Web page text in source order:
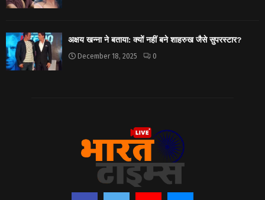
अक्षय खन्ना ने बताया: क्यों नहीं बने शाहरुख जैसे सुपरस्टार?
December 18, 2025 0